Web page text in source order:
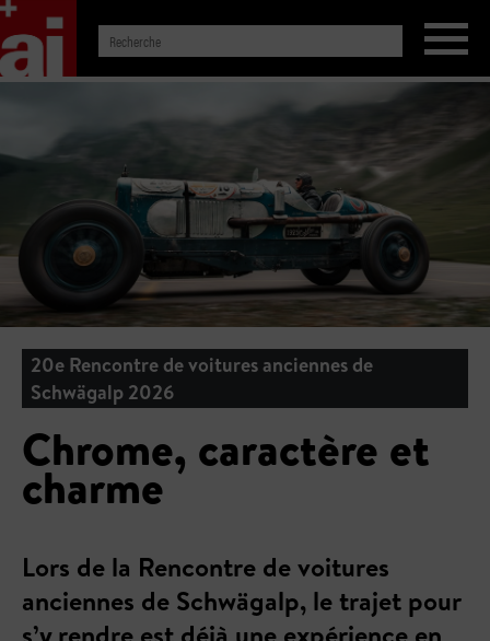
20e Rencontre de voitures anciennes de
Schwägalp 2026
Chrome, caractère et
charme
Lors de la Rencontre de voitures
anciennes de Schwägalp, le trajet pour